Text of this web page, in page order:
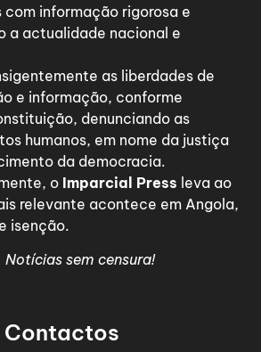
informação rigorosa e
a actualidade nacional e
as liberdades de
e informação, conforme
denunciando as
humanos, em nome da justiça
da democracia.
o Imparcial Press leva ao
relevante acontece em Angola,
isenção.
Notícias sem censura!
Contactos